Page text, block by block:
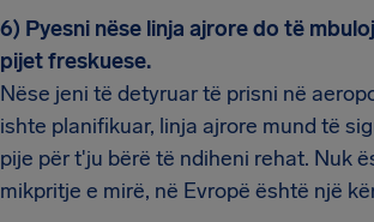
6) Pyesni nëse linja ajrore do të
pijet freskuese.
Nëse jeni të detyruar të prisni në
ishte planifikuar, linja ajrore mund të
pije për t'ju bërë të ndiheni rehat. Nuk
mikpritje e mirë, në Evropë është një